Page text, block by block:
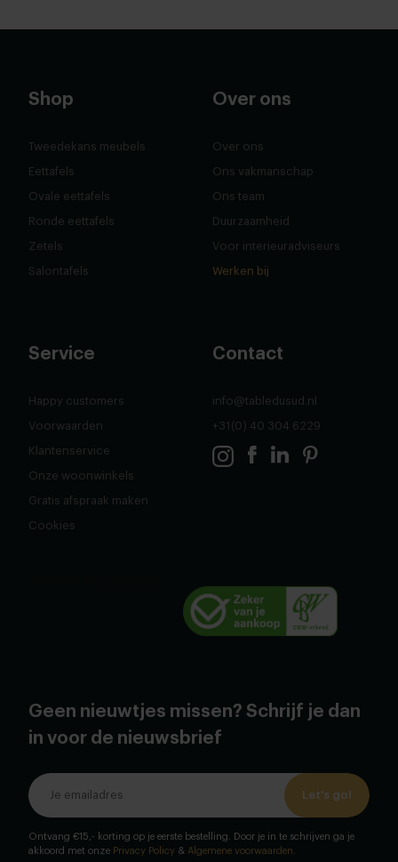
Shop
Tweedekans meubels
Eettafels
Ovale eettafels
Ronde eettafels
Zetels
Salontafels
Over ons
Over ons
Ons vakmanschap
Ons team
Duurzaamheid
Voor interieuradviseurs
Werken bij
Service
Happy customers
Voorwaarden
Klantenservice
Onze woonwinkels
Gratis afspraak maken
Cookies
Contact
info@tabledusud.nl
+31(0) 40 304 6229
Geen nieuwtjes missen? Schrijf je dan
in voor de nieuwsbrief
Let's go!
Ontvang €15,- korting op je eerste bestelling. Door je in te schrijven ga je
akkoord met onze Privacy Policy & Algemene voorwaarden.